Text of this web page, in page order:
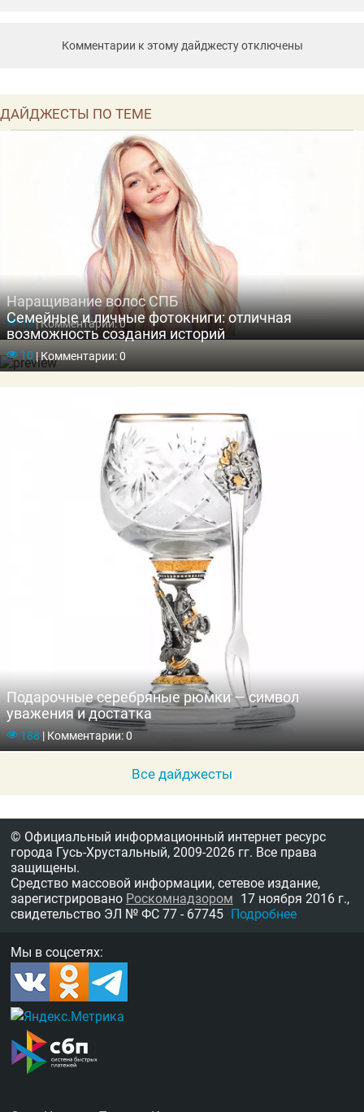
Комментарии к этому дайджесту отключены
ДАЙДЖЕСТЫ ПО ТЕМЕ
Наращивание волос СПБ
10|Комментарии: 0
Семейные и личные фотокниги: отличная
возможность создания историй
10 |Комментарии: 0
Подарочные серебряные рюмки — символ
уважения и достатка
188 |Комментарии: 0
Все дайджесты
© Официальный информационный интернет ресурс
города Гусь-Хрустальный, 2009-2026 гг. Все права
защищены.
Средство массовой информации, сетевое издание,
зарегистрировано Роскомнадзором 17 ноября 2016 г.,
свидетельство ЭЛ № ФС 77 - 67745 Подробнее
Мы в соцсетях: